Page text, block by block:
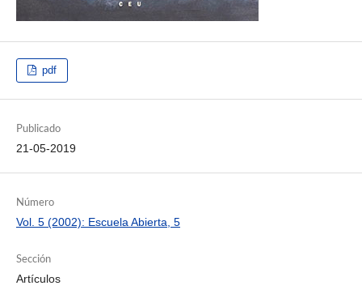
pdf
Publicado
21-05-2019
Número
Vol. 5 (2002): Escuela Abierta, 5
Sección
Artículos